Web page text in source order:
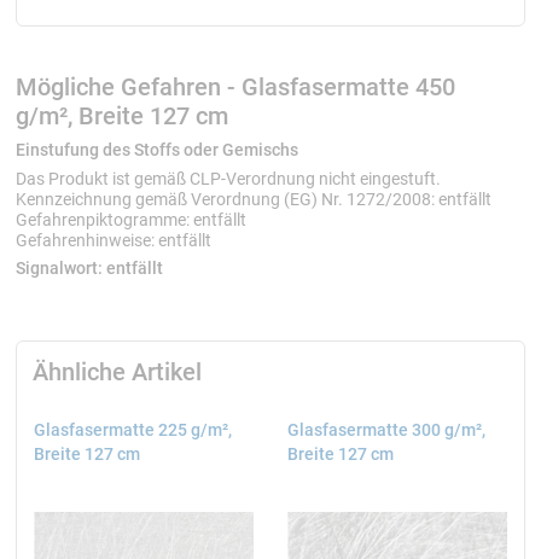
Mögliche Gefahren - Glasfasermatte 450
g/m², Breite 127 cm
Einstufung des Stoffs oder Gemischs
Das Produkt ist gemäß CLP-Verordnung nicht eingestuft.
Kennzeichnung gemäß Verordnung (EG) Nr. 1272/2008: entfällt
Gefahrenpiktogramme: entfällt
Gefahrenhinweise: entfällt
Signalwort: entfällt
Ähnliche Artikel
Glasfasermatte 225 g/m²,
Breite 127 cm
Glasfasermatte 300 g/m²,
Breite 127 cm